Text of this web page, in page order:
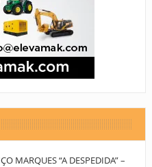
MARQUES “A DESPEDIDA” –